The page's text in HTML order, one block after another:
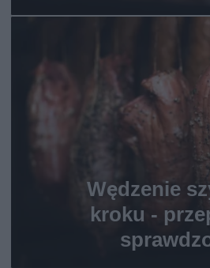
Wędzenie
kroku -